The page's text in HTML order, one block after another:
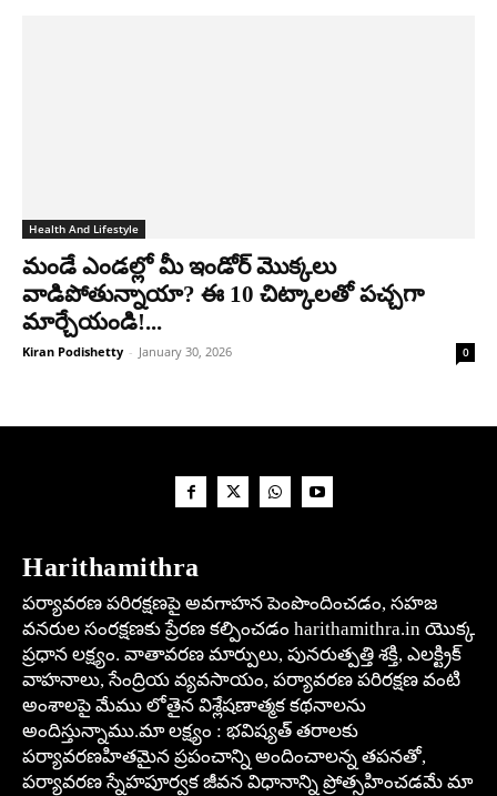
Health And Lifestyle
మండే ఎండల్లో మీ ఇండోర్ మొక్కలు
వాడిపోతున్నాయా? ఈ 10 చిట్కాలతో పచ్చగా
మార్చేయండి!...
Kiran Podishetty - January 30, 2026 0
Harithamithra
పర్యావరణ పరిరక్షణపై అవగాహన పెంపొందించడం, సహజ
వనరుల సంరక్షణకు ప్రేరణ కల్పించడం harithamithra.in యొక్క
ప్రధాన లక్ష్యం. వాతావరణ మార్పులు, పునరుత్పత్తి శక్తి, ఎలక్ట్రిక్
వాహనాలు, సేంద్రియ వ్యవసాయం, పర్యావరణ పరిరక్షణ వంటి
అంశాలపై మేము లోతైన విశ్లేషణాత్మక కథనాలను
అందిస్తున్నాము.మా లక్ష్యం : భవిష్యత్ తరాలకు
పర్యావరణహితమైన ప్రపంచాన్ని అందించాలన్న తపనతో,
పర్యావరణ స్నేహపూర్వక జీవన విధానాన్ని ప్రోత్సహించడమే మా